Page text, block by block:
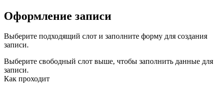
Оформление записи
Выберите подходящий слот и заполните форму для создания
записи.
Выберите свободный слот выше, чтобы заполнить данные для
записи.
Как проходит